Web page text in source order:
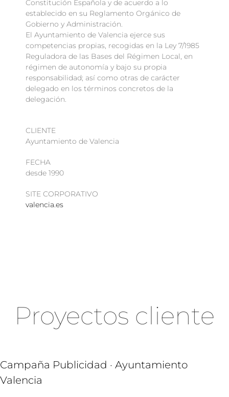
Constitución Española y de acuerdo a lo
establecido en su Reglamento Orgánico de
Gobierno y Administración.
El Ayuntamiento de Valencia ejerce sus
competencias propias, recogidas en la Ley 7/1985
Reguladora de las Bases del Régimen Local, en
régimen de autonomía y bajo su propia
responsabilidad; así como otras de carácter
delegado en los términos concretos de la
delegación.
CLIENTE
Ayuntamiento de Valencia
FECHA
desde 1990
SITE CORPORATIVO
valencia.es
Proyectos cliente
Campaña Publicidad · Ayuntamiento
Valencia